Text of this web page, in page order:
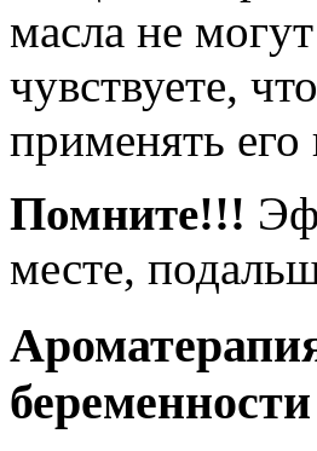
масла не
чувствуете,
применять его
Помните!!!
месте,
беременности